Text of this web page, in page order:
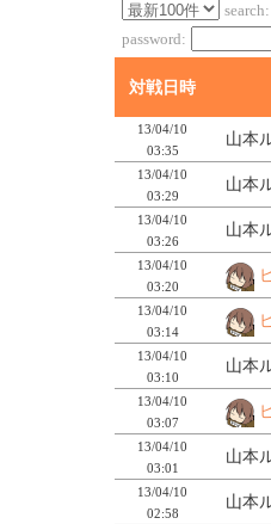
search:
password:
対戦日時
13/04/10
03:35
山本
13/04/10
03:29
山本
13/04/10
03:26
山本
13/04/10
03:20
13/04/10
03:14
13/04/10
03:10
山本
13/04/10
03:07
13/04/10
03:01
山本
13/04/10
02:58
山本